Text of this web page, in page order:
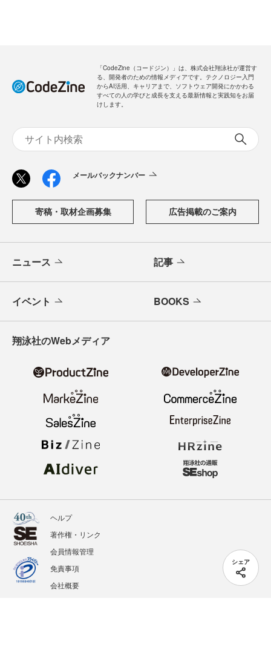
シェア
「CodeZine（コードジン）」は、株式会社翔泳社が運営す
る、開発者のための情報メディアです。テクノロジー入門
からAI活用、キャリアまで、ソフトウェア開発にかかわる
すべての人の学びと成長を支える最新情報と実践知をお届
けします。
メールバックナンバー
寄稿・取材企画募集 広告掲載のご案内
ニュース 記事
イベント BOOKS
翔泳社のWebメディア
ヘルプ
著作権・リンク
会員情報管理
免責事項
会社概要